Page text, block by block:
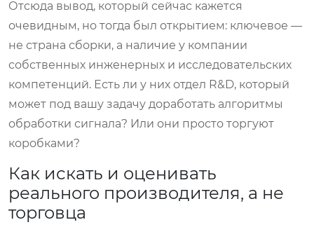
Отсюда вывод, который сейчас кажется
очевидным, но тогда был открытием: ключевое —
не страна сборки, а наличие у компании
собственных инженерных и исследовательских
компетенций. Есть ли у них отдел R&D, который
может под вашу задачу доработать алгоритмы
обработки сигнала? Или они просто торгуют
коробками?
Как искать и оценивать
реального производителя, а не
торговца